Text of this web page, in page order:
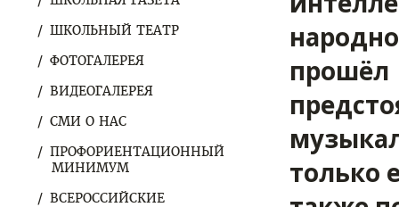
ШКОЛЬНЫЙ ТЕАТР
ФОТОГАЛЕРЕЯ
ВИДЕОГАЛЕРЕЯ
СМИ О НАС
ПРОФОРИЕНТАЦИОННЫЙ
МИНИМУМ
ВСЕРОССИЙСКИЕ
прошёл
только